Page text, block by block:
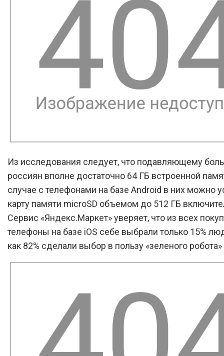
Из исследования следует, что подавляющему
россиян вполне достаточно 64 ГБ встроенной
случае с телефонами на базе Android в них можно
карту памяти microSD объемом до 512 ГБ
Сервис «Яндекс.Маркет» уверяет, что из всех
телефоны на базе iOS себе выбрали только 15%
как 82% сделали выбор в пользу «зеленого робота»